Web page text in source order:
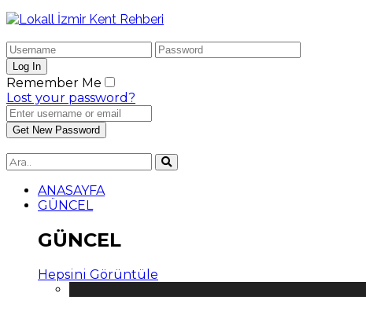
Remember Me
Lost your password?
ANASAYFA
GÜNCEL
GÜNCEL
Hepsini Görüntüle